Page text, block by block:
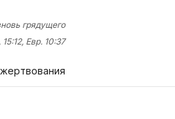
грядущего
15:12, Евр. 10:37